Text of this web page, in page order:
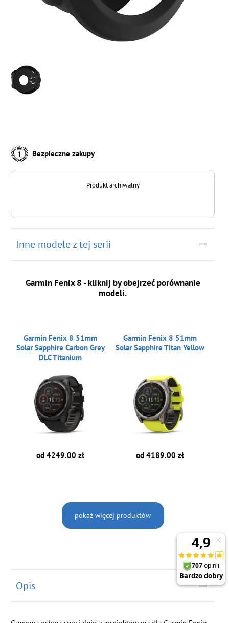
Bezpieczne zakupy
Produkt archiwalny
Inne modele z tej serii
Garmin Fenix 8 - kliknij by obejrzeć porównanie
modeli.
Garmin Fenix 8 51mm
Solar Sapphire Carbon Grey
DLC Titanium
od 4249.00 zł
Garmin Fenix 8 51mm
Solar Sapphire Titan Yellow
od 4189.00 zł
pokaż więcej produktów
Opis